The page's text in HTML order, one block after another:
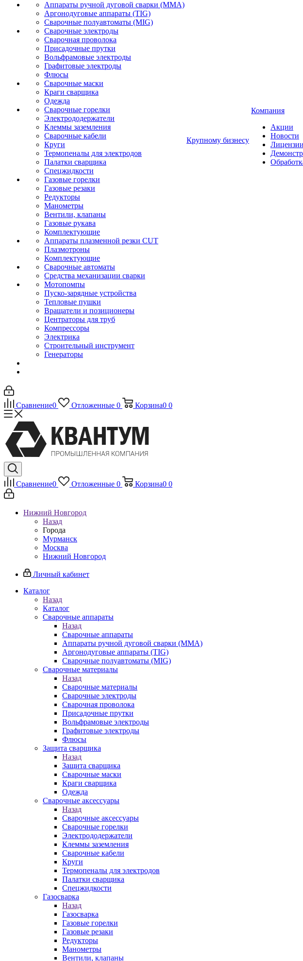
Аппараты ручной дуговой сварки (MMA)
Аргонодуговые аппараты (TIG)
Сварочные полуавтоматы (MIG)
Сварочные электроды
Сварочная проволока
Присадочные прутки
Вольфрамовые электроды
Графитовые электроды
Флюсы
Сварочные маски
Краги сварщика
Одежда
Сварочные горелки
Электрододержатели
Клеммы заземления
Сварочные кабели
Круги
Термопеналы для электродов
Палатки сварщика
Спецжидкости
Газовые горелки
Газовые резаки
Редукторы
Манометры
Вентили, клапаны
Газовые рукава
Комплектующие
Аппараты плазменной резки CUT
Плазмотроны
Комплектующие
Сварочные автоматы
Средства механизации сварки
Мотопомпы
Пуско-зарядные устройства
Тепловые пушки
Вращатели и позиционеры
Центраторы для труб
Компрессоры
Электрика
Строительный инструмент
Генераторы
Крупному бизнесу
Компания
Акции
Новости
Лицензии
Сравнение0 Отложенные 0 Корзина0 0
Сравнение0 Отложенные 0 Корзина0 0
Нижний Новгород
Назад
Города
Мурманск
Москва
Нижний Новгород
Личный кабинет
Каталог
Назад
Каталог
Сварочные аппараты
Назад
Сварочные аппараты
Аппараты ручной дуговой сварки (MMA)
Аргонодуговые аппараты (TIG)
Сварочные полуавтоматы (MIG)
Сварочные материалы
Назад
Сварочные материалы
Сварочные электроды
Сварочная проволока
Присадочные прутки
Вольфрамовые электроды
Графитовые электроды
Флюсы
Защита сварщика
Назад
Защита сварщика
Сварочные маски
Краги сварщика
Одежда
Сварочные аксессуары
Назад
Сварочные аксессуары
Сварочные горелки
Электрододержатели
Клеммы заземления
Сварочные кабели
Круги
Термопеналы для электродов
Палатки сварщика
Спецжидкости
Газосварка
Назад
Газосварка
Газовые горелки
Газовые резаки
Редукторы
Манометры
Вентили, клапаны